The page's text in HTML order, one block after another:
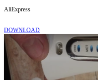
AliExpress
DOWNLOAD